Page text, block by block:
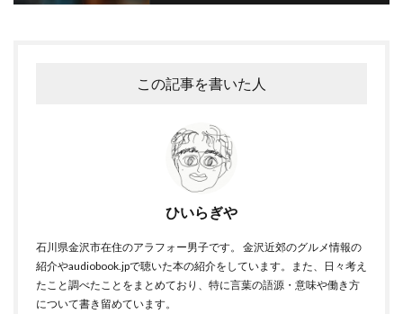
この記事を書いた人
ひいらぎや
石川県金沢市在住のアラフォー男子です。 金沢近郊のグルメ情報の
紹介やaudiobook.jpで聴いた本の紹介をしています。また、日々考え
たこと調べたことをまとめており、特に言葉の語源・意味や働き方
について書き留めています。